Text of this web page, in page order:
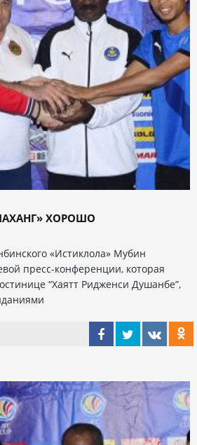
ХОРОШО
«Истиклола» Мубин
пресс-конференции, которая
“Хаятт Ридженси Душанбе”,